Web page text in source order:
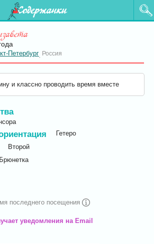
Содержанки
Петербург Россия
и классно проводить время вместе
Гетеро
Второй
Брюнетка
последнего посещения
уведомления на Email